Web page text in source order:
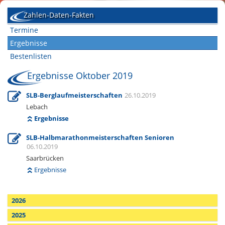
Zahlen-Daten-Fakten
Termine
Ergebnisse
Bestenlisten
Ergebnisse Oktober 2019
SLB-Berglaufmeisterschaften 26.10.2019
Lebach
Ergebnisse
SLB-Halbmarathonmeisterschaften Senioren
06.10.2019
Saarbrücken
Ergebnisse
2026
2025